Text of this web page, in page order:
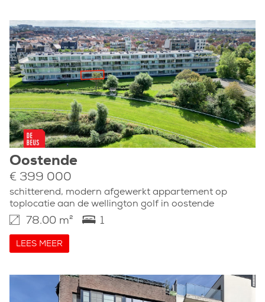
Oostende
€ 399 000
schitterend, modern afgewerkt appartement op
toplocatie aan de wellington golf in oostende
78.00 m² 1
LEES MEER